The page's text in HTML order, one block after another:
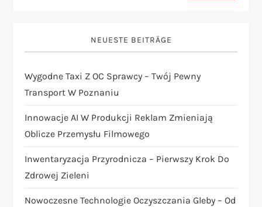
n
a
v
i
g
a
NEUESTE BEITRÄGE
Wygodne Taxi Z OC Sprawcy – Twój Pewny
Transport W Poznaniu
Innowacje AI W Produkcji Reklam Zmieniają
Oblicze Przemysłu Filmowego
Inwentaryzacja Przyrodnicza – Pierwszy Krok Do
Zdrowej Zieleni
Nowoczesne Technologie Oczyszczania Gleby – Od